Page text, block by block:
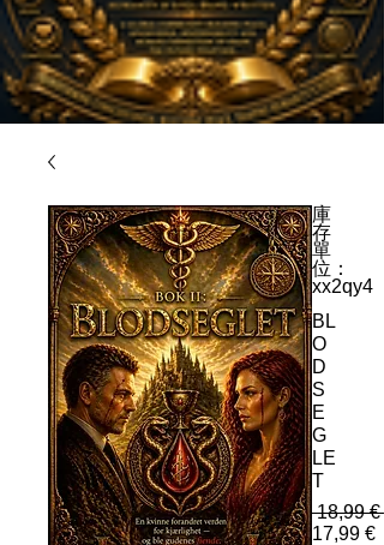
庫
存
單
位：
xx2qy4
BL
O
D
S
E
G
LE
T
18,99 €
17,99 €